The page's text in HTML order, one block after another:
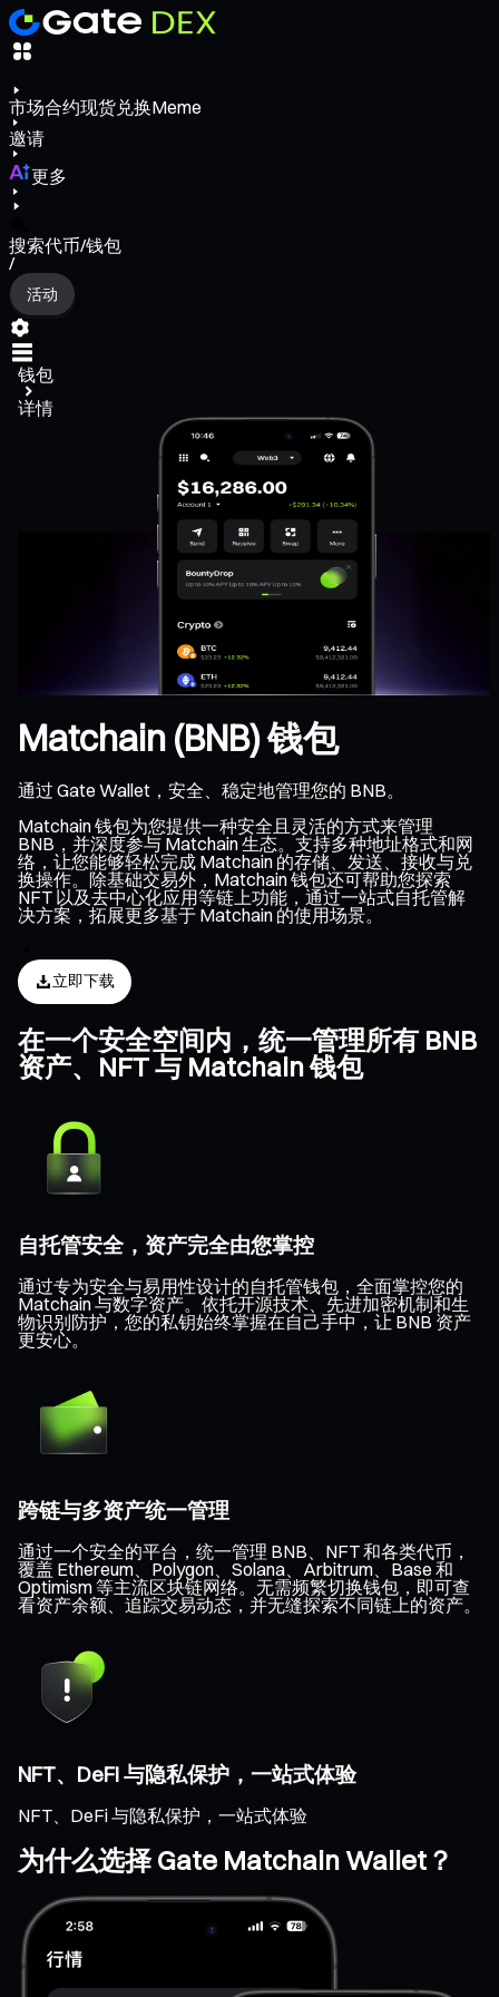
市场合约现货兑换Meme
邀请
更多
搜索代币/钱包
/
活动
钱包
详情
Matchain (BNB) 钱包
通过 Gate Wallet，安全、稳定地管理您的 BNB。
Matchain 钱包为您提供一种安全且灵活的方式来管理
BNB，并深度参与 Matchain 生态。支持多种地址格式和网
络，让您能够轻松完成 Matchain 的存储、发送、接收与兑
换操作。除基础交易外，Matchain 钱包还可帮助您探索
NFT 以及去中心化应用等链上功能，通过一站式自托管解
决方案，拓展更多基于 Matchain 的使用场景。
立即下载
在一个安全空间内，统一管理所有 BNB
资产、NFT 与 Matchain 钱包
自托管安全，资产完全由您掌控
通过专为安全与易用性设计的自托管钱包，全面掌控您的
Matchain 与数字资产。依托开源技术、先进加密机制和生
物识别防护，您的私钥始终掌握在自己手中，让 BNB 资产
更安心。
跨链与多资产统一管理
通过一个安全的平台，统一管理 BNB、NFT 和各类代币，
覆盖 Ethereum、Polygon、Solana、Arbitrum、Base 和
Optimism 等主流区块链网络。无需频繁切换钱包，即可查
看资产余额、追踪交易动态，并无缝探索不同链上的资产。
NFT、DeFi 与隐私保护，一站式体验
NFT、DeFi 与隐私保护，一站式体验
为什么选择 Gate Matchain Wallet？